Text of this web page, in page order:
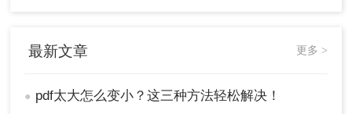
以降低文件的大小。这种方法需要一定的技巧和经验，
压缩PDF文件的方法有很多，您可以根据具体情况选择
最新文章 更多 >
● pdf太大怎么变小？这三种方法轻松解决！